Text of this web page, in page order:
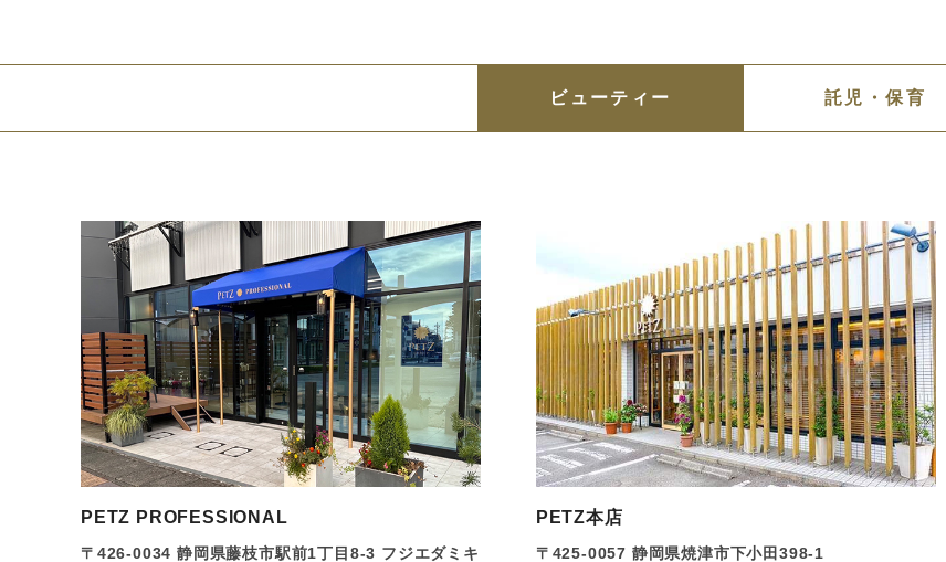
ビューティー 託児・保育
PETZ PROFESSIONAL
〒426-0034 静岡県藤枝市駅前1丁目8-3 フジエダミキ
PETZ本店
〒425-0057 静岡県焼津市下小田398-1